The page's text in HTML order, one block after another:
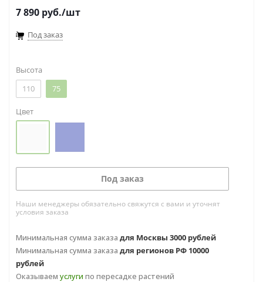
7 890 руб./шт
Под заказ
Высота
110
75
Цвет
Под заказ
Наши менеджеры обязательно свяжутся с вами и уточнят
условия заказа
Минимальная сумма заказа для Москвы 3000 рублей
Минимальная сумма заказа для регионов РФ 10000
рублей
Оказываем услуги по пересадке растений